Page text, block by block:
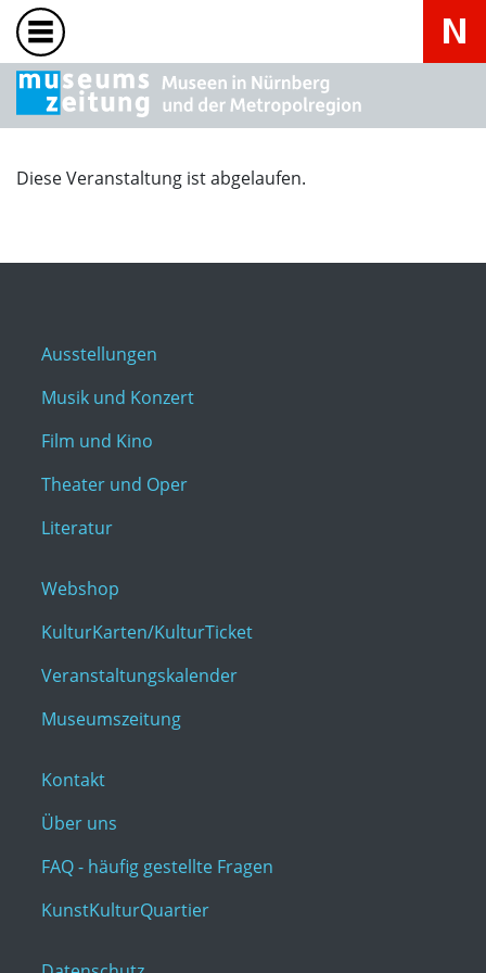
Diese Veranstaltung ist abgelaufen.
Ausstellungen
Musik und Konzert
Film und Kino
Theater und Oper
Literatur
Webshop
KulturKarten/KulturTicket
Veranstaltungskalender
Museumszeitung
Kontakt
Über uns
FAQ - häufig gestellte Fragen
KunstKulturQuartier